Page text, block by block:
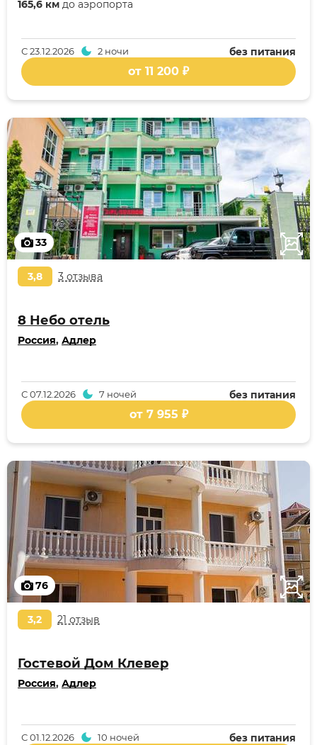
165,6 км до аэропорта
без питания
С23.12.2026 2 ночи
от 11 200 ₽
33
3,8 3 отзыва
8 Небо отель
Россия, Адлер
без питания
С07.12.2026 7 ночей
от 7 955 ₽
76
3,2 21 отзыв
Гостевой Дом Клевер
Россия, Адлер
без питания
С01.12.2026 10 ночей